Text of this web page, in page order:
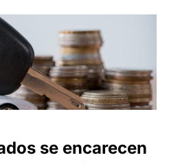
se encarecen